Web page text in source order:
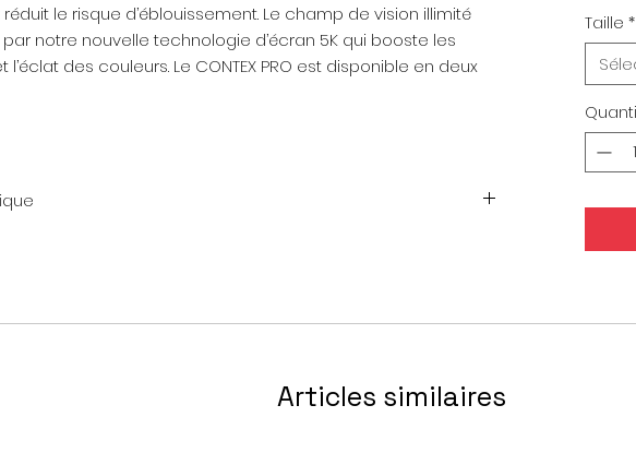
le risque d’éblouissement. Le champ de vision illimité
notre nouvelle technologie d’écran 5K qui booste les
des couleurs. Le CONTEX PRO est disponible en deux
Taille *
Articles similaires